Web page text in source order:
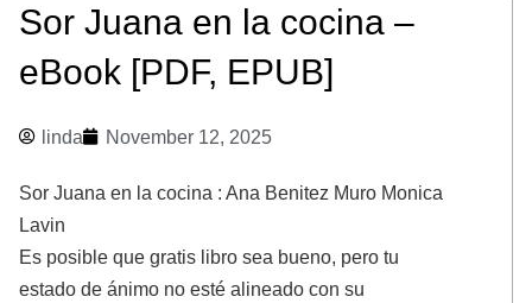
Sor Juana en la cocina –
eBook [PDF, EPUB]
linda November 12, 2025
Sor Juana en la cocina : Ana Benitez Muro Monica
Lavin
Es posible que gratis libro sea bueno, pero tu
estado de ánimo no esté alineado con su